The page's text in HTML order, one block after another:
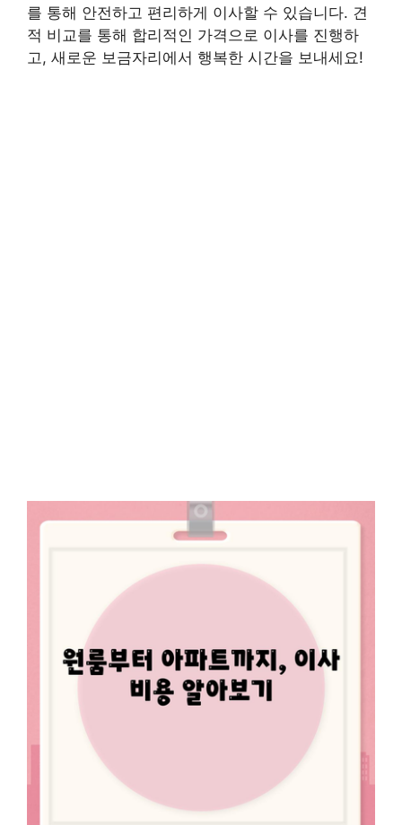
를 통해 안전하고 편리하게 이사할 수 있습니다. 견
적 비교를 통해 합리적인 가격으로 이사를 진행하
고, 새로운 보금자리에서 행복한 시간을 보내세요!